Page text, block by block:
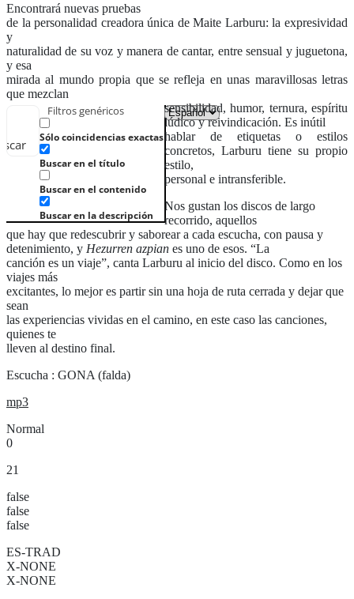
Filtros genéricos
Sólo coincidencias exactas
Buscar en el título
Buscar en el contenido
Buscar en la descripción
Encontrará nuevas pruebas
de la personalidad creadora única de Maite Larburu: la expresividad
y
naturalidad de su voz y manera de cantar, entre sensual y juguetona,
y esa
mirada al mundo propia que se refleja en unas maravillosas letras
que mezclan
sensibilidad, humor, ternura, espíritu
lúdico y reivindicación. Es inútil
hablar de etiquetas o estilos
concretos, Larburu tiene su propio
estilo,
personal e intransferible.
Nos gustan los discos de largo
recorrido, aquellos
que hay que redescubrir y saborear a cada escucha, con pausa y
detenimiento, y Hezurren azpian es uno de esos. “La
canción es un viaje”, canta Larburu al inicio del disco. Como en los
viajes más
excitantes, lo mejor es partir sin una hoja de ruta cerrada y dejar que
sean
las experiencias vividas en el camino, en este caso las canciones,
quienes te
lleven al destino final.
Escucha : GONA (falda)
mp3
Normal
0
21
false
false
false
ES-TRAD
X-NONE
X-NONE